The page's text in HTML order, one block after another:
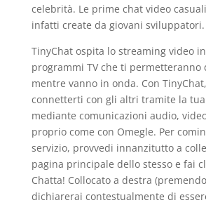
celebrità. Le prime chat video
infatti create da giovani sviluppatori.
TinyChat ospita lo streaming video
programmi TV che ti permetteranno
mentre vanno in onda. Con
connetterti con gli altri tramite la
mediante comunicazioni audio,
proprio come con Omegle. Per
servizio, provvedi innanzitutto a
pagina principale dello stesso e fai
Chatta! Collocato a destra
dichiarerai contestualmente di